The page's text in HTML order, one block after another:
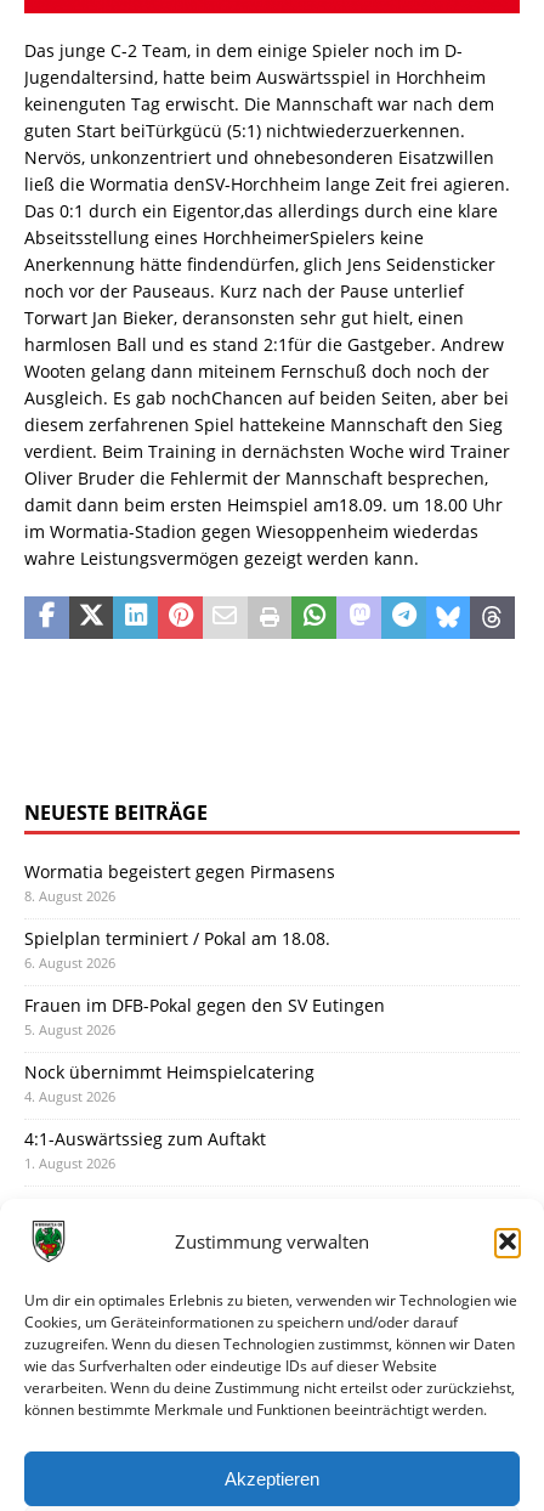
Zustimmung verwalten
Um dir ein optimales Erlebnis zu bieten, verwenden wir Technologien wie
Cookies, um Geräteinformationen zu speichern und/oder darauf
zuzugreifen. Wenn du diesen Technologien zustimmst, können wir Daten
wie das Surfverhalten oder eindeutige IDs auf dieser Website
verarbeiten. Wenn du deine Zustimmung nicht erteilst oder zurückziehst,
können bestimmte Merkmale und Funktionen beeinträchtigt werden.
Akzeptieren
Das junge C-2 Team, in dem einige Spieler noch im D-
Jugendaltersind, hatte beim Auswärtsspiel in Horchheim
keinenguten Tag erwischt. Die Mannschaft war nach dem
guten Start beiTürkgücü (5:1) nichtwiederzuerkennen.
Nervös, unkonzentriert und ohnebesonderen Eisatzwillen
ließ die Wormatia denSV-Horchheim lange Zeit frei agieren.
Das 0:1 durch ein Eigentor,das allerdings durch eine klare
Abseitsstellung eines HorchheimerSpielers keine
Anerkennung hätte findendürfen, glich Jens Seidensticker
noch vor der Pauseaus. Kurz nach der Pause unterlief
Torwart Jan Bieker, deransonsten sehr gut hielt, einen
harmlosen Ball und es stand 2:1für die Gastgeber. Andrew
Wooten gelang dann miteinem Fernschuß doch noch der
Ausgleich. Es gab nochChancen auf beiden Seiten, aber bei
diesem zerfahrenen Spiel hattekeine Mannschaft den Sieg
verdient. Beim Training in dernächsten Woche wird Trainer
Oliver Bruder die Fehlermit der Mannschaft besprechen,
damit dann beim ersten Heimspiel am18.09. um 18.00 Uhr
im Wormatia-Stadion gegen Wiesoppenheim wiederdas
wahre Leistungsvermögen gezeigt werden kann.
NEUESTE BEITRÄGE
Wormatia begeistert gegen Pirmasens
8. August 2026
Spielplan terminiert / Pokal am 18.08.
6. August 2026
Frauen im DFB-Pokal gegen den SV Eutingen
5. August 2026
Nock übernimmt Heimspielcatering
4. August 2026
4:1-Auswärtssieg zum Auftakt
1. August 2026
31. Juli 2026
30. Juli 2026
Deine Spielminute: 89+1
28. Juli 2026
Neuer Rückensponsor
Neue Podcast-Folge: So tickt Björn!
27. Juli 2026